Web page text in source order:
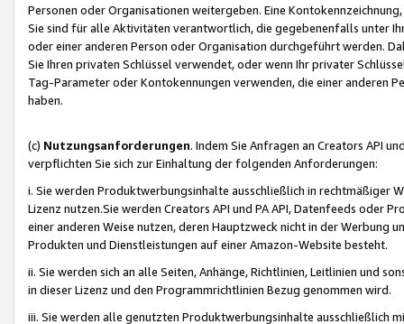
Personen oder Organisationen weitergeben. Eine
Sie sind für alle Aktivitäten verantwortlich, die gegebenenfalls unter
oder einer anderen Person oder Organisation durchgeführt werden.
Sie Ihren privaten Schlüssel verwendet, oder wenn Ihr privater
Tag-Parameter oder Kontokennungen verwenden, die einer anderen
haben.
(c) Nutzungsanforderungen. Indem Sie Anfragen an Creators API
verpflichten Sie sich zur Einhaltung der folgenden Anforderungen:
i. Sie werden Produktwerbungsinhalte ausschließlich in rechtmäßiger
Lizenz nutzen.Sie werden Creators API und PA API, Datenfeeds oder
einer anderen Weise nutzen, deren Hauptzweck nicht in der Werbung
Produkten und Dienstleistungen auf einer Amazon-Website besteht.
ii. Sie werden sich an alle Seiten, Anhänge, Richtlinien, Leitlinien und
in dieser Lizenz und den Programmrichtlinien Bezug genommen wird.
iii. Sie werden alle genutzten Produktwerbungsinhalte ausschließlich